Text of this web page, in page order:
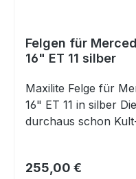
124Mercedes TYP 126 Falls Sie Fragen
haben, beantworten
Felgen für
16" ET 11 silber
Maxilite Felge für
16" ET 11 in silber
durchaus schon
R107. Enthalten ist jeweils das entsprechende
Regulärer Preis:
255,00 €